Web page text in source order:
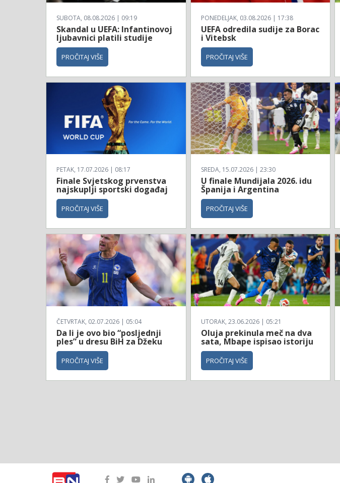
SUBOTA, 08.08.2026 | 09:19
Skandal u UEFA: Infantinovoj
ljubavnici platili studije
PROČITAJ VIŠE
PONEDELJAK, 03.08.2026 | 17:38
UEFA odredila sudije za Borac
i Vitebsk
PROČITAJ VIŠE
PETAK, 17.07.2026 | 08:17
Finale Svjetskog prvenstva
najskuplji sportski događaj
PROČITAJ VIŠE
SREDA, 15.07.2026 | 23:30
U finale Mundijala 2026. idu
Španija i Argentina
PROČITAJ VIŠE
ČETVRTAK, 02.07.2026 | 05:04
Da li je ovo bio “posljednji
ples” u dresu BiH za Džeku
PROČITAJ VIŠE
UTORAK, 23.06.2026 | 05:21
Oluja prekinula meč na dva
sata, Mbape ispisao istoriju
PROČITAJ VIŠE